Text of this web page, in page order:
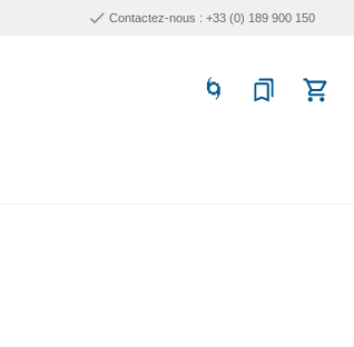
Contactez-nous : +33 (0) 189 900 150